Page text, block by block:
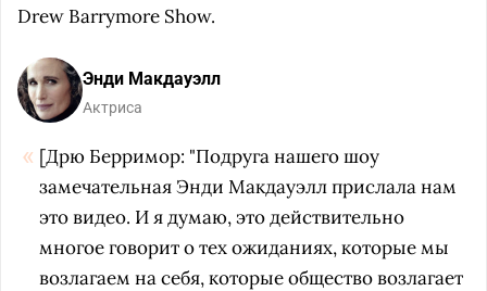
Drew Barrymore Show.
Энди Макдауэлл
Актриса
[Дрю Берримор: "Подруга нашего шоу
замечательная Энди Макдауэлл прислала нам
это видео. И я думаю, это действительно
многое говорит о тех ожиданиях, которые мы
возлагаем на себя, которые общество возлагает